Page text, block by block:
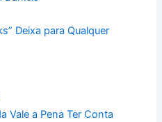
Deixa para Qualquer
Vale a Pena Ter Conta